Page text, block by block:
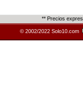
** Precios
© 2002/2022 Solo10.com